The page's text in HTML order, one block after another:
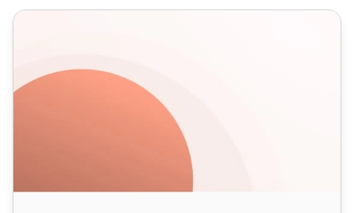
Predlošci e-pošte Hvala vam na vašoj narudžbi